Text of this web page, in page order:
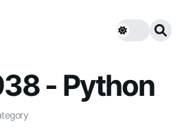
- Python